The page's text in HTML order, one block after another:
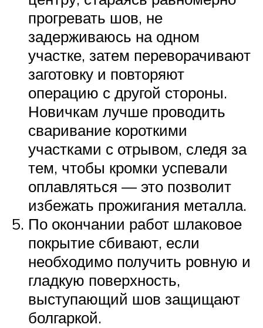
прогревать шов, не
задерживаюсь на одном
участке, затем переворачивают
заготовку и повторяют
операцию с другой стороны.
Новичкам лучше проводить
сваривание короткими
участками с отрывом, следя за
тем, чтобы кромки успевали
оплавляться — это позволит
избежать прожигания металла.
По окончании работ шлаковое
покрытие сбивают, если
необходимо получить ровную и
гладкую поверхность,
выступающий шов защищают
болгаркой.